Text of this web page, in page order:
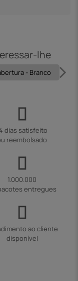
lhe
- Branco
dias satisfeito
reembolsado
1.000.000
entregues
ao cliente
disponível